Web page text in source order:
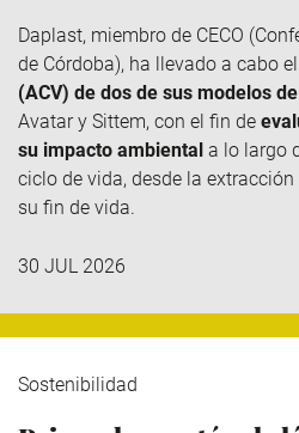
Daplast, miembro de CECO
de Córdoba), ha llevado a cabo el
(ACV) de dos de sus modelos
Avatar y Sittem, con el fin de
su impacto ambiental a lo largo
ciclo de vida, desde la
su fin de vida.
30 JUL 2026
Sostenibilidad